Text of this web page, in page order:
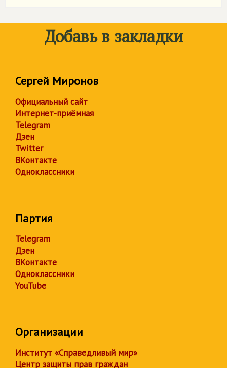
Добавь в закладки
Сергей Миронов
Официальный сайт
Интернет-приёмная
Telegram
Дзен
Twitter
ВКонтакте
Одноклассники
Партия
Telegram
Дзен
ВКонтакте
Одноклассники
YouTube
Организации
Институт «Справедливый мир»
Центр защиты прав граждан